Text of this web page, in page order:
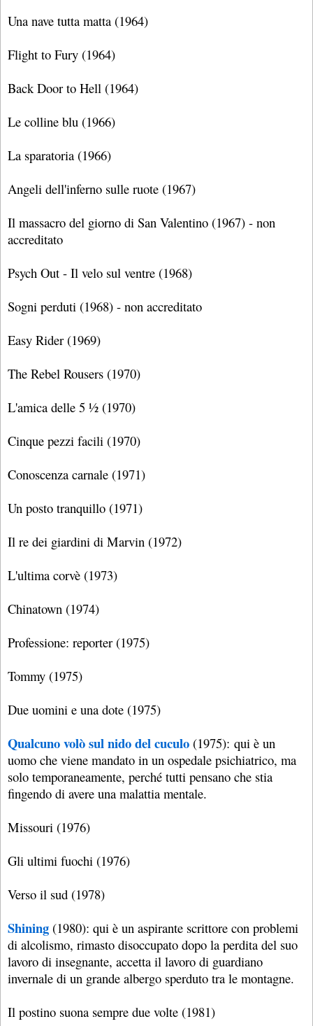
Una nave tutta matta (1964)
Flight to Fury (1964)
Back Door to Hell (1964)
Le colline blu (1966)
La sparatoria (1966)
Angeli dell'inferno sulle ruote (1967)
Il massacro del giorno di San Valentino (1967) - non
accreditato
Psych Out - Il velo sul ventre (1968)
Sogni perduti (1968) - non accreditato
Easy Rider (1969)
The Rebel Rousers (1970)
L'amica delle 5 ½ (1970)
Cinque pezzi facili (1970)
Conoscenza carnale (1971)
Un posto tranquillo (1971)
Il re dei giardini di Marvin (1972)
L'ultima corvè (1973)
Chinatown (1974)
Professione: reporter (1975)
Tommy (1975)
Due uomini e una dote (1975)
Qualcuno volò sul nido del cuculo (1975): qui è un
uomo che viene mandato in un ospedale psichiatrico, ma
solo temporaneamente, perché tutti pensano che stia
fingendo di avere una malattia mentale.
Missouri (1976)
Gli ultimi fuochi (1976)
Verso il sud (1978)
Shining (1980): qui è un aspirante scrittore con problemi
di alcolismo, rimasto disoccupato dopo la perdita del suo
lavoro di insegnante, accetta il lavoro di guardiano
invernale di un grande albergo sperduto tra le montagne.
Il postino suona sempre due volte (1981)